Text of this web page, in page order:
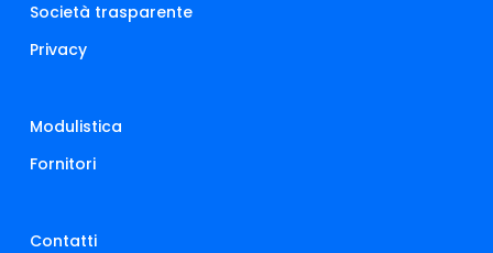
Società trasparente
Privacy
Modulistica
Fornitori
Contatti